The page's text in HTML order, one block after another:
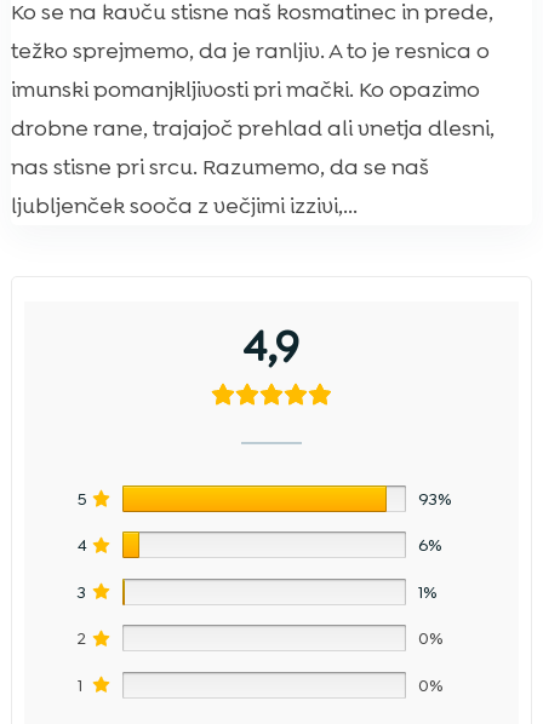
Ko se na kavču stisne naš kosmatinec in prede,
težko sprejmemo, da je ranljiv. A to je resnica o
imunski pomanjkljivosti pri mački. Ko opazimo
drobne rane, trajajoč prehlad ali vnetja dlesni,
nas stisne pri srcu. Razumemo, da se naš
ljubljenček sooča z večjimi izzivi,...
4,9
5 93%
4 6%
3 1%
2 0%
1 0%